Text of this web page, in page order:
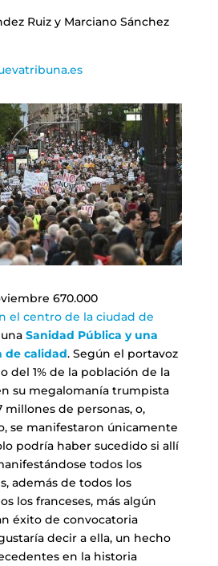
Ruiz y Marciano Sánchez
670.000
el centro de la ciudad de
Sanidad Pública y una
de calidad. Según el portavoz
del 1% de la población de la
su megalomanía trumpista
millones de personas, o,
se manifestaron únicamente
podría haber sucedido si allí
todos los
además de todos los
los franceses, más algún
éxito de convocatoria
decir a ella, un hecho
en la historia